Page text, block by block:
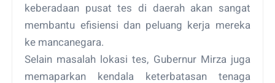
keberadaan pusat tes di daerah akan sangat
membantu efisiensi dan peluang kerja mereka
ke mancanegara.
Selain masalah lokasi tes, Gubernur Mirza juga
memaparkan kendala keterbatasan tenaga